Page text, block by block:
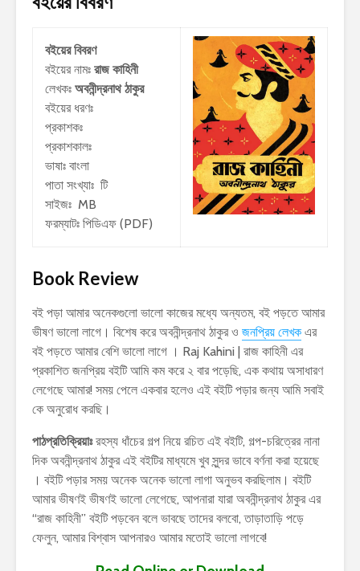
বইয়ের বিবরণ
বইয়ের নামঃ রাজ কাহিনী
লেখকঃ অবনীন্দ্রনাথ ঠাকুর
বইয়ের ধরণঃ
প্রকাশকঃ
প্রকাশকালঃ
ভাষাঃ বাংলা
পাতা সংখ্যাঃ টি
সাইজঃ MB
ফরম্যাটঃ পিডিএফ (PDF)
Book Review
বই পড়া আমার অনেকগুলো ভালো কাজের মধ্যে অন্যতম, বই পড়তে আমার
ভীষণ ভালো লাগে। বিশেষ করে অবনীন্দ্রনাথ ঠাকুর ও জনপ্রিয় লেখক এর
বই পড়তে আমার বেশি ভালো লাগে । Raj Kahini | রাজ কাহিনী এর
প্রকাশিত জনপ্রিয় বইটি আমি কম করে ২ বার পড়েছি, এক কথায় অসাধারণ
লেগেছে আমার! সময় পেলে একবার হলেও এই বইটি পড়ার জন্য আমি সবাই
কে অনুরোধ করছি।
পাঠপ্রতিক্রিয়াঃরহস্য ধাঁচের গল্প নিয়ে রচিত এই বইটি, গল্প-চরিত্রের নানা
দিক অবনীন্দ্রনাথ ঠাকুর এই বইটির মাধ্যমে খুব সুন্দর ভাবে বর্ণনা করা হয়েছে
। বইটি পড়ার সময় অনেক অনেক ভালো লাগা অনুভব করছিলাম। বইটি
আমার ভীষণই ভীষণই ভালো লেগেছে, আপনারা যারা অবনীন্দ্রনাথ ঠাকুর এর
“রাজ কাহিনী” বইটি পড়বেন বলে ভাবছে তাদের বলবো, তাড়াতাড়ি পড়ে
ফেলুন, আমার বিশ্বাস আপনারও আমার মতোই ভালো লাগবে!